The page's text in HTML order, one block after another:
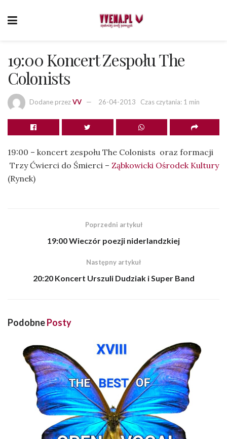
19:00 Koncert Zespołu The
Colonists
Dodane przezVV 26-04-2013 Czas czytania: 1 min
19:00 – koncert zespołu The Colonists oraz formacji
Trzy Ćwierci do Śmierci – Ząbkowicki Ośrodek Kultury
(Rynek)
Poprzedni artykuł
19:00 Wieczór poezji niderlandzkiej
Następny artykuł
20:20 Koncert Urszuli Dudziak i Super Band
PodobnePosty